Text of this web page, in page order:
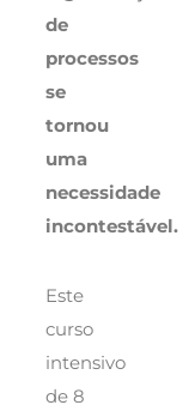
de
processos
se
tornou
uma
necessidade
incontestável.
Este
curso
intensivo
de 8